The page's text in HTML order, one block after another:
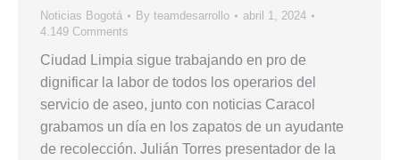
Noticias Bogotá By teamdesarrollo
abril 1, 2024
4.149 Comments
Ciudad Limpia sigue trabajando en pro de
dignificar la labor de todos los operarios del
servicio de aseo, junto con noticias Caracol
grabamos un día en los zapatos de un ayudante
de recolección. Julián Torres presentador de la